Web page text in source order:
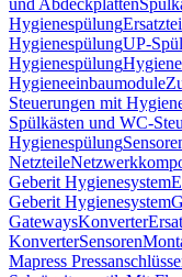
und Abdeckplatten
Hygienespülung
HygienespülungUP-
Hygienespülung
Hygieneeinbaumodule
Steuerungen mit
Spülkästen und WC-
Hygienespülung
Netzteile
Geberit Hygienesystem
Geberit Hygienesystem
GatewaysKonverter
KonverterSensoren
Mapress